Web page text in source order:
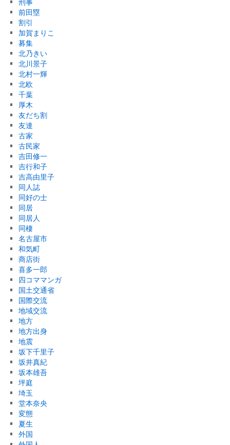
前田塁
割引
加賀まりこ
募集
北乃きい
北川景子
北村一輝
北欧
千葉
厚木
友だち割
友達
古家
古民家
吉田修一
吉行和子
吉高由里子
同人誌
同好の士
同居
同居人
同棲
名古屋市
和気町
商店街
喜多一郎
四コママンガ
国土交通省
国際交流
地域交流
地方
地方出身
地震
坂下千里子
坂井真紀
坂本雄吾
坪庭
埼玉
堂本奈央
変態
夏生
外国